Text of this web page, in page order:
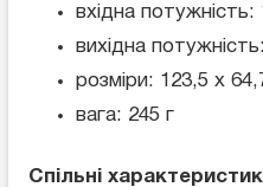
вхідна
вихідна
розміри: 123,5 x
вага: 245 г
Спільні